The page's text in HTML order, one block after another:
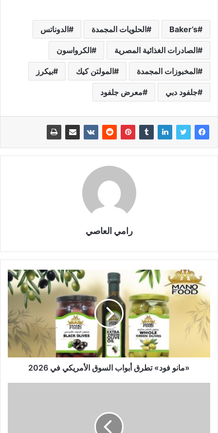
Baker’s الحلويات المجمدة الدوناتس
الصادرات الغذائية المصرية الكرواسون
المخبوزات المجمدة المولتن كيك بيكرز
جلفود دبي معرض جلفود
رامي العاصي
«مانو فود» تطرق أبواب السوق الأمريكي في 2026